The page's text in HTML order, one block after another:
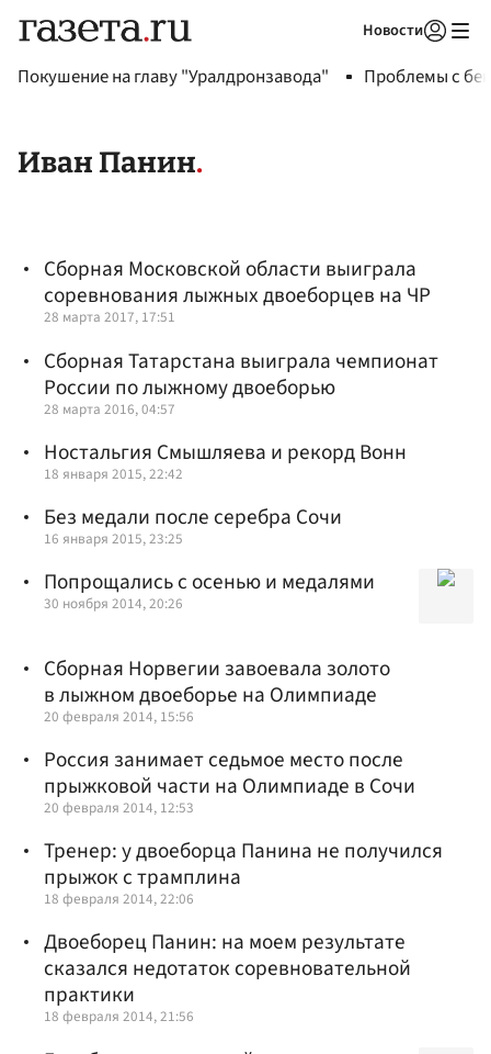
Новости
Покушение на главу "Уралдронзавода" Проблемы с
Иван Панин
Сборная Московской области выиграла
соревнования лыжных двоеборцев на ЧР
28 марта 2017, 17:51
Сборная Татарстана выиграла чемпионат
России по лыжному двоеборью
28 марта 2016, 04:57
Ностальгия Смышляева и рекорд Вонн
18 января 2015, 22:42
Без медали после серебра Сочи
16 января 2015, 23:25
Попрощались с осенью и медалями
30 ноября 2014, 20:26
Сборная Норвегии завоевала золото
в лыжном двоеборье на Олимпиаде
20 февраля 2014, 15:56
Россия занимает седьмое место после
прыжковой части на Олимпиаде в Сочи
20 февраля 2014, 12:53
Тренер: у двоеборца Панина не получился
прыжок с трамплина
18 февраля 2014, 22:06
Двоеборец Панин: на моем результате
сказался недотаток соревновательной
практики
18 февраля 2014, 21:56